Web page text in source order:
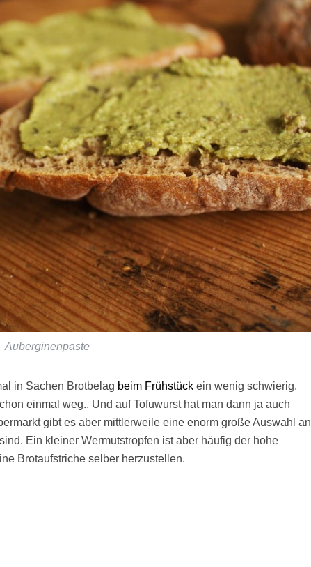
Auberginenpaste
in Sachen Brotbelag beim Frühstück ein wenig schwierig.
einmal weg.. Und auf Tofuwurst hat man dann ja auch
gibt es aber mittlerweile eine enorm große Auswahl an
Ein kleiner Wermutstropfen ist aber häufig der hohe
Brotaufstriche selber herzustellen.